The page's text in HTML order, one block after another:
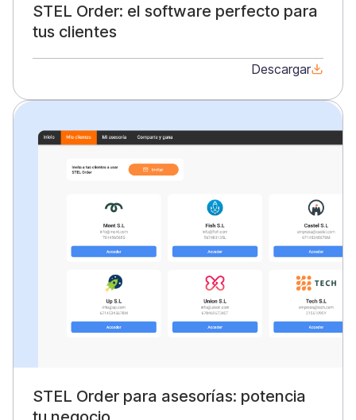
STEL Order: el software perfecto para
tus clientes
Descargar
STEL Order para asesorías: potencia